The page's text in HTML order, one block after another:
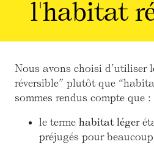
l'habitat
Nous avons choisi d’utiliser
réversible” plutôt que
sommes rendus compte que :
le terme habitat léger
préjugés pour